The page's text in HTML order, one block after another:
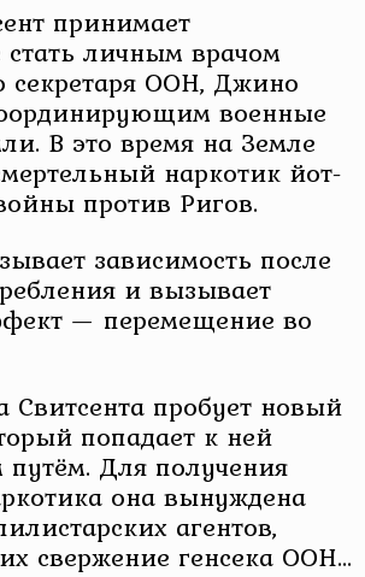
принимает
личным врачом
секретаря ООН, Джино
военные
В это время на Земле
наркотик йот-
против Ригов.
зависимость после
и вызывает
— перемещение во
Свитсента пробует новый
попадает к ней
Для получения
она вынуждена
агентов,
свержение генсека ООН…